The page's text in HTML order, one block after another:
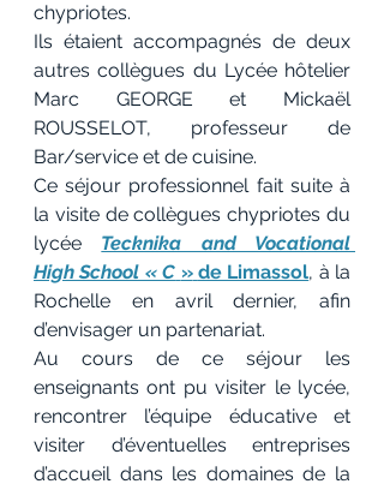
chypriotes.
Ils étaient accompagnés de deux
autres collègues du Lycée hôtelier
Marc GEORGE et Mickaël
ROUSSELOT, professeur de
Bar/service et de cuisine.
Ce séjour professionnel fait suite à
la visite de collègues chypriotes du
lycée Tecknika and Vocational
High School « C » de Limassol, à la
Rochelle en avril dernier, afin
d’envisager un partenariat.
Au cours de ce séjour les
enseignants ont pu visiter le lycée,
rencontrer l’équipe éducative et
visiter d’éventuelles entreprises
d’accueil dans les domaines de la